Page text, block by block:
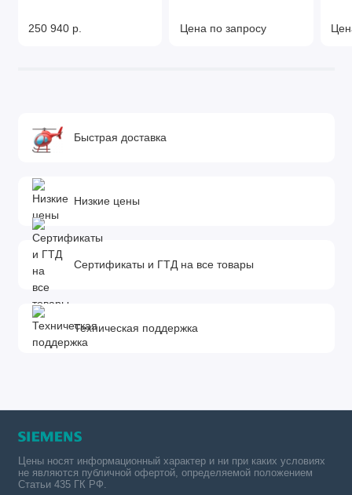
250 940 р. Цена по запросу
Быстрая доставка
Низкие цены
Сертификаты и ГТД на все товары
Техническая поддержка
Цены носят информационный характер и ни при каких условиях
не являются публичной офертой, определяемой положением
Статьи 435 ГК РФ.